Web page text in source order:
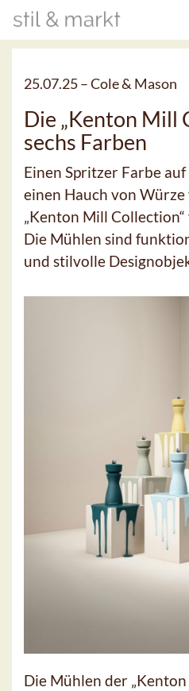
25.07.25 –Cole & Mason
Die „Kenton Mill
sechs Farben
Einen Spritzer Farbe
einen Hauch von
„Kenton Mill
Die Mühlen sind
und stilvolle
Die Mühlen der